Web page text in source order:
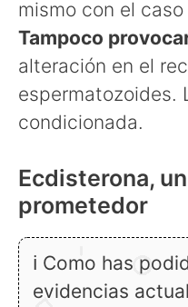
mismo con el
Tampoco
alteración en el
espermatozoides.
condicionada.
Ecdisterona,
prometedor
ℹ Como has
evidencias